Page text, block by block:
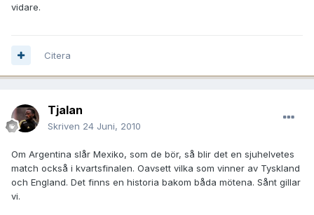
vidare.
Citera
Tjalan
Skriven 24 Juni, 2010
Om Argentina slår Mexiko, som de bör, så blir det en sjuhelvetes
match också i kvartsfinalen. Oavsett vilka som vinner av Tyskland
och England. Det finns en historia bakom båda mötena. Sånt gillar
vi.